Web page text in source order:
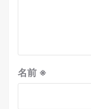
名前 ※